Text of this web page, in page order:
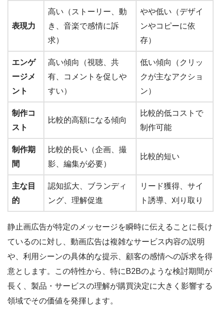
表現力
高い（ストーリー、動
き、音楽で感情に訴
求）
やや低い（デザイ
ンやコピーに依
存）
エンゲ
ージメ
ント
高い傾向（視聴、共
有、コメントを促しや
すい）
低い傾向（クリッ
クが主なアクショ
ン）
制作コ
スト
比較的高額になる傾向
比較的低コストで
制作可能
制作期
間
比較的長い（企画、撮
影、編集が必要）
比較的短い
主な目
的
認知拡大、ブランディ
ング、理解促進
リード獲得、サイ
ト誘導、刈り取り
静止画広告が特定のメッセージを瞬時に伝えることに長け
ているのに対し、動画広告は複雑なサービス内容の説明
や、利用シーンの具体的な提示、顧客の感情への訴求を得
意とします。この特性から、特にB2Bのような検討期間が
長く、製品・サービスの理解が購買決定に大きく影響する
領域でその価値を発揮します。